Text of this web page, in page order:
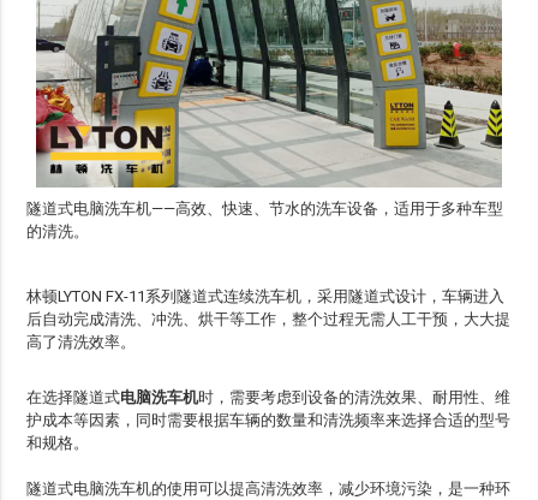
隧道式电脑洗车机——高效、快速、节水的洗车设备，适用于多种车型
的清洗。
林顿LYTONFX-11 系列隧道式连续洗车机，采用隧道式设计，车辆进入
后自动完成清洗、冲洗、烘干等工作，整个过程无需人工干预，大大提
高了清洗效率。
在选择隧道式电脑洗车机时，需要考虑到设备的清洗效果、耐用性、维
护成本等因素，同时需要根据车辆的数量和清洗频率来选择合适的型号
和规格。
隧道式电脑洗车机的使用可以提高清洗效率，减少环境污染，是一种环